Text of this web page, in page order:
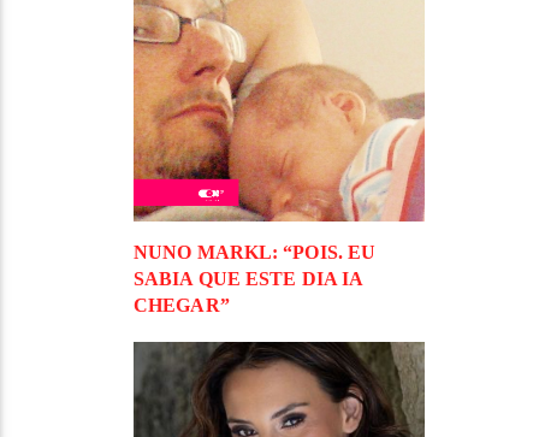
NUNO MARKL: “POIS. EU
SABIA QUE ESTE DIA IA
CHEGAR”